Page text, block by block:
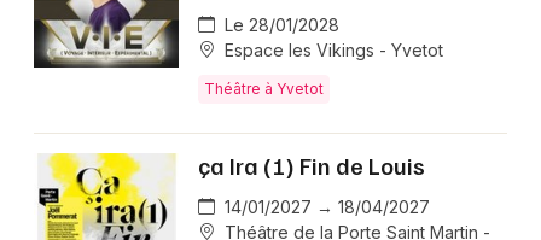
Le 28/01/2028
Espace les Vikings - Yvetot
Théâtre à Yvetot
ça Ira (1) Fin de Louis
14/01/2027 → 18/04/2027
Théâtre de la Porte Saint Martin -